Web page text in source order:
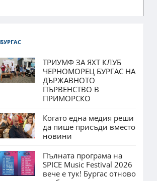
БУРГАС
ТРИУМФ ЗА ЯХТ КЛУБ
ЧЕРНОМОРЕЦ БУРГАС НА
ДЪРЖАВНОТО
ПЪРВЕНСТВО В
ПРИМОРСКО
Когато една медия реши
да пише присъди вместо
новини
Пълната програма на
SPICE Music Festival 2026
вече е тук! Бургас отново